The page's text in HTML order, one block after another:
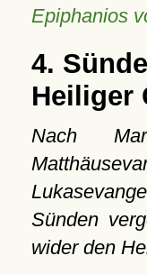
Epiphanios
4.
Heiliger
Nach
Sünden
wider den